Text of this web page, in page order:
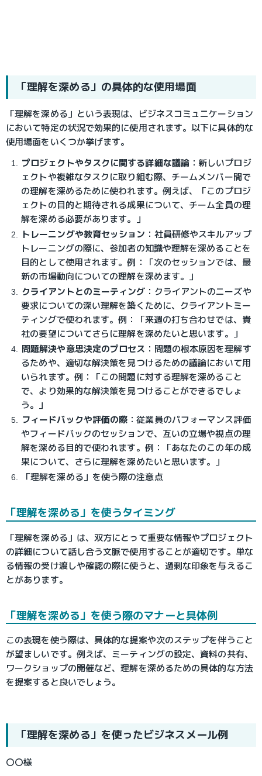
「理解を深める」の具体的な使用場面
「理解を深める」という表現は、ビジネスコミュニケーション
において特定の状況で効果的に使用されます。以下に具体的な
使用場面をいくつか挙げます。
プロジェクトやタスクに関する詳細な議論： 新しいプロジ
ェクトや複雑なタスクに取り組む際、チームメンバー間で
の理解を深めるために使われます。例えば、「このプロジ
ェクトの目的と期待される成果について、チーム全員の理
解を深める必要があります。」
トレーニングや教育セッション ： 社員研修やスキルアップ
トレーニングの際に、参加者の知識や理解を深めることを
目的として使用されます。例：「次のセッションでは、最
新の市場動向についての理解を深めます。」
クライアントとのミーティング ： クライアントのニーズや
要求についての深い理解を築くために、クライアントミー
ティングで使われます。例：「来週の打ち合わせでは、貴
社の要望についてさらに理解を深めたいと思います。」
問題解決や意思決定のプロセス ： 問題の根本原因を理解す
るためや、適切な解決策を見つけるための議論において用
いられます。例：「この問題に対する理解を深めること
で、より効果的な解決策を見つけることができるでしょ
う。」
フィードバックや評価の際 ：従業員のパフォーマンス評価
やフィードバックのセッションで、互いの立場や視点の理
解を深める目的で使われます。例：「あなたのこの年の成
果について、さらに理解を深めたいと思います。」
「理解を深める」を使う際の注意点
「理解を深める」を使うタイミング
「理解を深める」は、双方にとって重要な情報やプロジェクト
の詳細について話し合う文脈で使用することが適切です。単な
る情報の受け渡しや確認の際に使うと、過剰な印象を与えるこ
とがあります。
「理解を深める」を使う際のマナーと具体例
この表現を使う際は、具体的な提案や次のステップを伴うこと
が望ましいです。例えば、ミーティングの設定、資料の共有、
ワークショップの開催など、理解を深めるための具体的な方法
を提案すると良いでしょう。
「理解を深める」を使ったビジネスメール例
〇〇様